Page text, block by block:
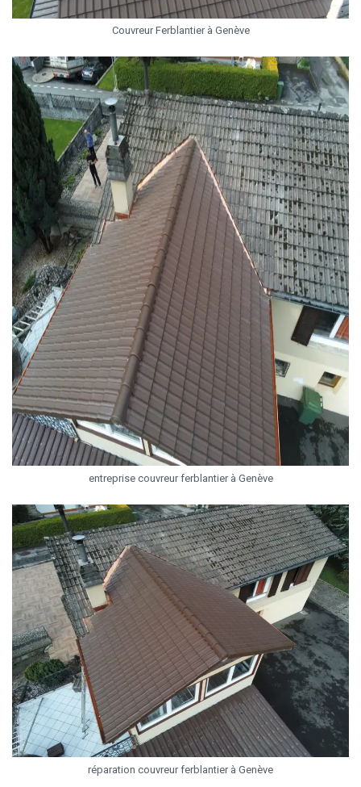
Couvreur Ferblantier à Genève
entreprise couvreur ferblantier à Genève
réparation couvreur ferblantier à Genève